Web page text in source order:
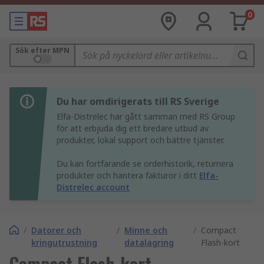
0
Sök efter MPN
Du har omdirigerats till RS Sverige
Elfa-Distrelec har gått samman med RS Group
för att erbjuda dig ett bredare utbud av
produkter, lokal support och bättre tjänster.
Du kan fortfarande se orderhistorik, returnera
produkter och hantera fakturor i ditt Elfa-
Distrelec account
/ Datorer och
kringutrustning
/ Minne och
datalagring
/ Compact
Flash-kort